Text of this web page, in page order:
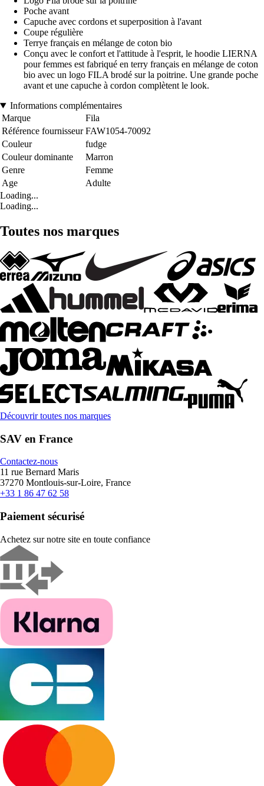
Poche avant
Capuche avec cordons et superposition à l'avant
Coupe régulière
Terrye français en mélange de coton bio
Conçu avec le confort et l'attitude à l'esprit, le hoodie LIERNA
pour femmes est fabriqué en terry français en mélange de coton
bio avec un logo FILA brodé sur la poitrine. Une grande poche
avant et une capuche à cordon complètent le look.
Informations complémentaires
Marque
Fila
Référence fournisseur FAW1054-70092
Couleur
fudge
Couleur dominante
Marron
Genre
Femme
Age
Adulte
Loading...
Loading...
Toutes nos marques
Découvrir toutes nos marques
SAV en France
Contactez-nous
11 rue Bernard Maris
37270 Montlouis-sur-Loire, France
+33 1 86 47 62 58
Paiement sécurisé
Achetez sur notre site en toute confiance